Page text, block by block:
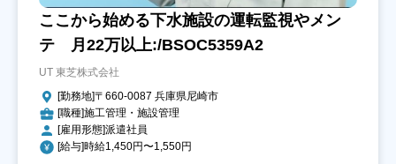
ここから始める下水施設の運転監視やメン
テ 月22万以上:/BSOC5359A2
UT 東芝株式会社
[勤務地]〒660-0087 兵庫県尼崎市
[職種]施工管理・施設管理
[雇用形態]派遣社員
[給与]時給1,450円〜1,550円